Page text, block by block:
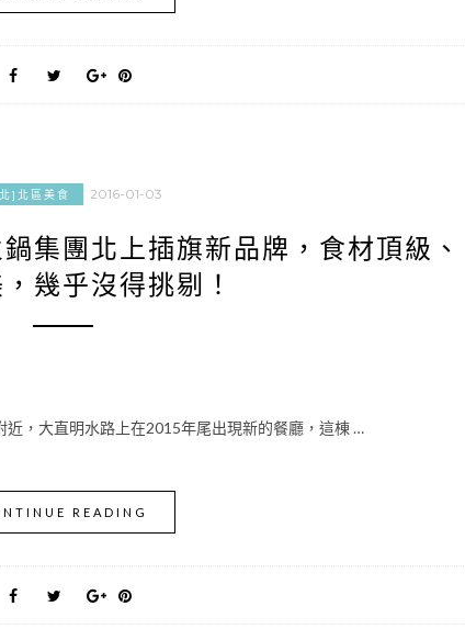
]北區美食 2016-01-03
集團北上插旗新品牌，食材頂級、
幾乎沒得挑剔！
，大直明水路上在2015年尾出現新的餐廳，這棟 …
READING